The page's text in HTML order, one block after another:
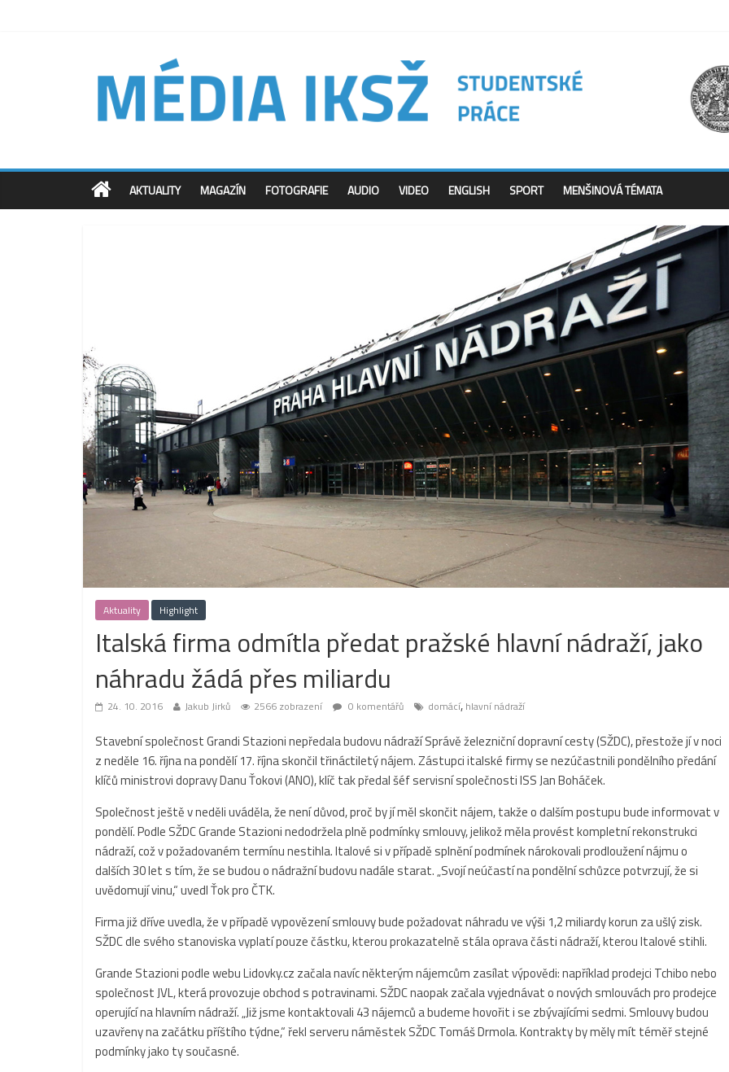
AKTUALITY MAGAZÍN FOTOGRAFIE AUDIO VIDEO ENGLISH SPORT MENŠINOVÁ TÉMATA
Aktuality Highlight
Italská firma odmítla předat pražské hlavní nádraží, jako
náhradu žádá přes miliardu
24. 10. 2016 Jakub Jirků 2566 zobrazení 0 komentářů domácí, hlavní nádraží
Stavební společnost Grandi Stazioni nepředala budovu nádraží Správě železniční dopravní cesty (SŽDC), přestože jí v noci
z neděle 16. října na pondělí 17. října skončil třináctiletý nájem. Zástupci italské firmy se nezúčastnili pondělního předání
klíčů ministrovi dopravy Danu Ťokovi (ANO), klíč tak předal šéf servisní společnosti ISS Jan Boháček.
Společnost ještě v neděli uváděla, že není důvod, proč by jí měl skončit nájem, takže o dalším postupu bude informovat v
pondělí. Podle SŽDC Grande Stazioni nedodržela plně podmínky smlouvy, jelikož měla provést kompletní rekonstrukci
nádraží, což v požadovaném termínu nestihla. Italové si v případě splnění podmínek nárokovali prodloužení nájmu o
dalších 30 let s tím, že se budou o nádražní budovu nadále starat. „Svojí neúčastí na pondělní schůzce potvrzují, že si
uvědomují vinu,“ uvedl Ťok pro ČTK.
Firma již dříve uvedla, že v případě vypovězení smlouvy bude požadovat náhradu ve výši 1,2 miliardy korun za ušlý zisk.
SŽDC dle svého stanoviska vyplatí pouze částku, kterou prokazatelně stála oprava části nádraží, kterou Italové stihli.
Grande Stazioni podle webu Lidovky.cz začala navíc některým nájemcům zasílat výpovědi: například prodejci Tchibo nebo
společnost JVL, která provozuje obchod s potravinami. SŽDC naopak začala vyjednávat o nových smlouvách pro prodejce
operující na hlavním nádraží. „Již jsme kontaktovali 43 nájemců a budeme hovořit i se zbývajícími sedmi. Smlouvy budou
uzavřeny na začátku příštího týdne,“ řekl serveru náměstek SŽDC Tomáš Drmola. Kontrakty by měly mít téměř stejné
podmínky jako ty současné.